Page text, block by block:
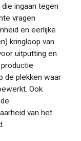
ingaan tegen
vragen
en eerlijke
kringloop van
uitputting en
de plekken waar
Ook
van het